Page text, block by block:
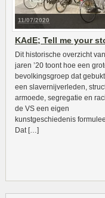
11/07/2020
KAdE; Tell me your
Dit historische overzicht
jaren ’20 toont hoe een
bevolkingsgroep dat
een slavernijverleden,
armoede, segregatie en
de VS een eigen
kunstgeschiedenis
Dat […]